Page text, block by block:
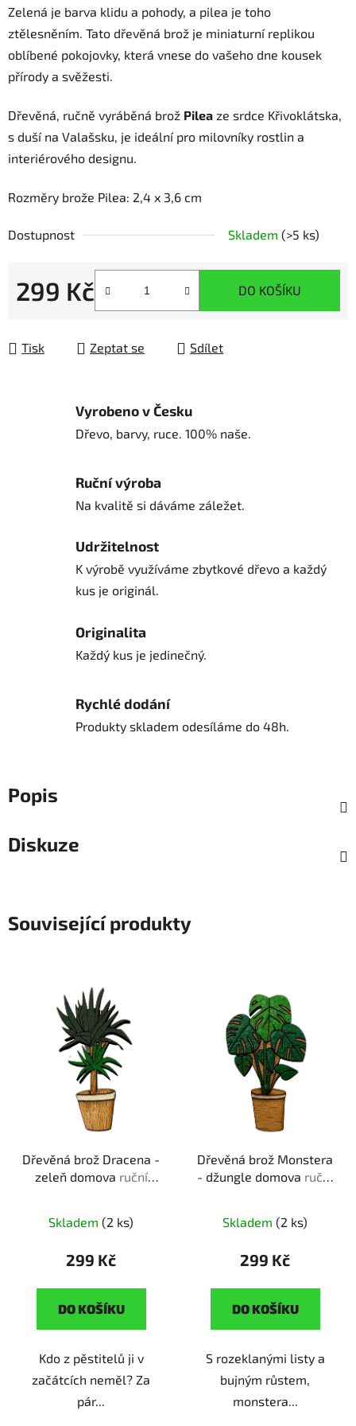
Zelená je barva klidu a pohody, a pilea je toho
ztělesněním. Tato dřevěná brož je miniaturní replikou
oblíbené pokojovky, která vnese do vašeho dne kousek
přírody a svěžesti.
Dřevěná, ručně vyráběná brož Pilea ze srdce Křivoklátska,
s duší na Valašsku, je ideální pro milovníky rostlin a
interiérového designu.
Rozměry brože Pilea: 2,4 x 3,6 cm
Dostupnost Skladem (>5 ks)
299 Kč DO KOŠÍKU
Tisk Zeptat se Sdílet
Vyrobeno v Česku
Dřevo, barvy, ruce. 100% naše.
Ruční výroba
Na kvalitě si dáváme záležet.
Udržitelnost
K výrobě využíváme zbytkové dřevo a každý
kus je originál.
Originalita
Každý kus je jedinečný.
Rychlé dodání
Produkty skladem odesíláme do 48h.
Popis
Diskuze
Související produkty
Dřevěná brož Dracena -
zeleň domova ruční
Skladem (2 ks)
299 Kč
DO KOŠÍKU
Kdo z pěstitelů ji v
začátcích neměl? Za
pár...
Dřevěná brož Monstera
- džungle domova ruční
pokojových rostlin
Skladem (2 ks)
299 Kč
DO KOŠÍKU
S rozeklanými listy a
bujným růstem,
monstera...